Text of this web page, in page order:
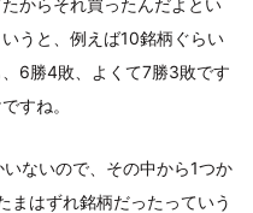
うと、例えば10銘柄ぐらい
6勝4敗、よくて7勝3敗です
すね。
ないので、その中から1つか
まはずれ銘柄だったっていう